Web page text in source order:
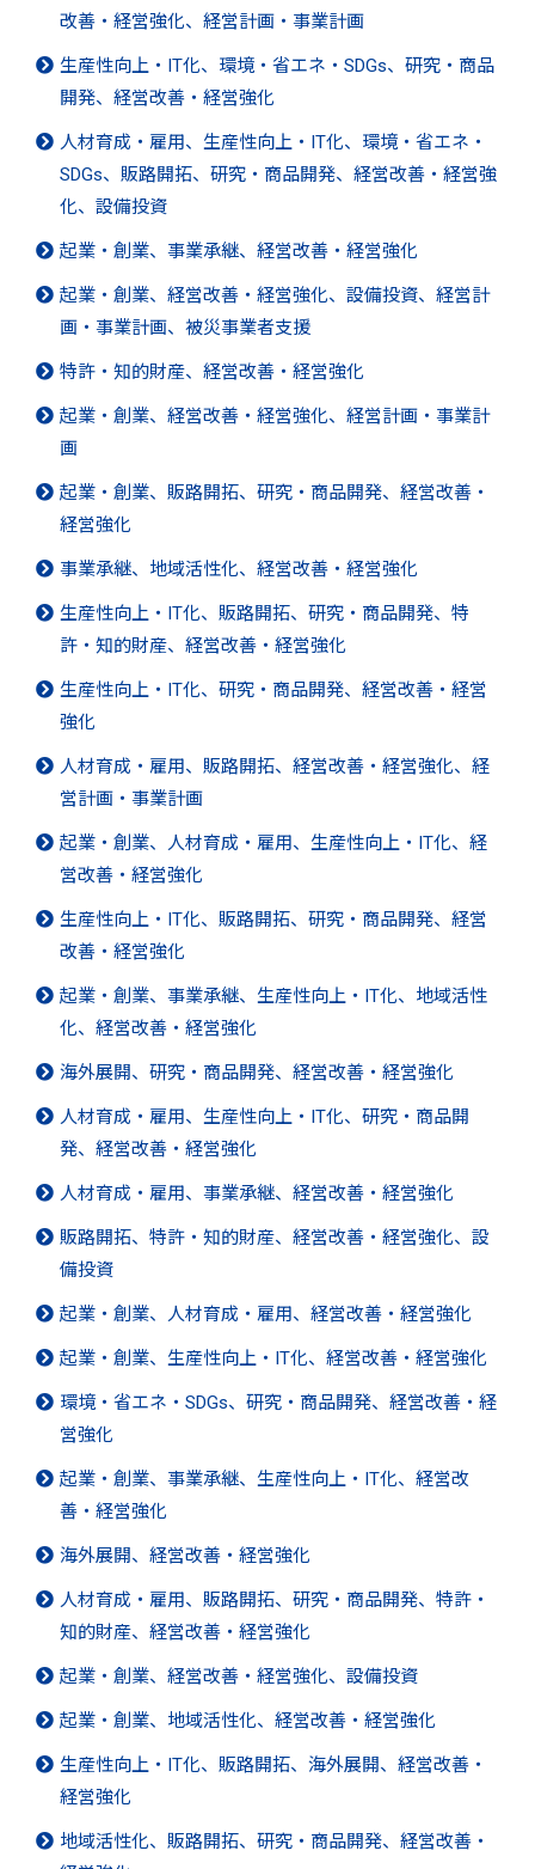
改善・経営強化、経営計画・事業計画
生産性向上・IT化、環境・省エネ・SDGs、研究・商品
開発、経営改善・経営強化
人材育成・雇用、生産性向上・IT化、環境・省エネ・
SDGs、販路開拓、研究・商品開発、経営改善・経営強
化、設備投資
起業・創業、事業承継、経営改善・経営強化
起業・創業、経営改善・経営強化、設備投資、経営計
画・事業計画、被災事業者支援
特許・知的財産、経営改善・経営強化
起業・創業、経営改善・経営強化、経営計画・事業計
画
起業・創業、販路開拓、研究・商品開発、経営改善・
経営強化
事業承継、地域活性化、経営改善・経営強化
生産性向上・IT化、販路開拓、研究・商品開発、特
許・知的財産、経営改善・経営強化
生産性向上・IT化、研究・商品開発、経営改善・経営
強化
人材育成・雇用、販路開拓、経営改善・経営強化、経
営計画・事業計画
起業・創業、人材育成・雇用、生産性向上・IT化、経
営改善・経営強化
生産性向上・IT化、販路開拓、研究・商品開発、経営
改善・経営強化
起業・創業、事業承継、生産性向上・IT化、地域活性
化、経営改善・経営強化
海外展開、研究・商品開発、経営改善・経営強化
人材育成・雇用、生産性向上・IT化、研究・商品開
発、経営改善・経営強化
人材育成・雇用、事業承継、経営改善・経営強化
販路開拓、特許・知的財産、経営改善・経営強化、設
備投資
起業・創業、人材育成・雇用、経営改善・経営強化
起業・創業、生産性向上・IT化、経営改善・経営強化
環境・省エネ・SDGs、研究・商品開発、経営改善・経
営強化
起業・創業、事業承継、生産性向上・IT化、経営改
善・経営強化
海外展開、経営改善・経営強化
人材育成・雇用、販路開拓、研究・商品開発、特許・
知的財産、経営改善・経営強化
起業・創業、経営改善・経営強化、設備投資
起業・創業、地域活性化、経営改善・経営強化
生産性向上・IT化、販路開拓、海外展開、経営改善・
経営強化
地域活性化、販路開拓、研究・商品開発、経営改善・